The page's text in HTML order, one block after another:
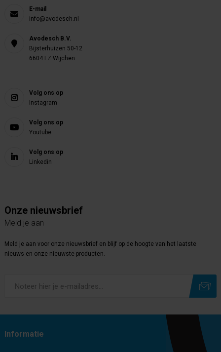
E-mail
info@avodesch.nl
Avodesch B.V.
Bijsterhuizen 50-12
6604 LZ Wijchen
Volg ons op
Instagram
Volg ons op
Youtube
Volg ons op
Linkedin
Onze nieuwsbrief
Meld je aan
Meld je aan voor onze nieuwsbrief en blijf op de hoogte van het laatste
nieuws en onze nieuwste producten.
Informatie